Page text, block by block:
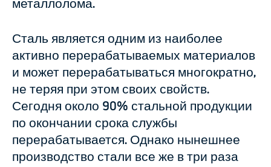
металлолома.
Сталь является одним из наиболее
активно перерабатываемых материалов
и может перерабатываться многократно,
не теряя при этом своих свойств.
Сегодня около 90% стальной продукции
по окончании срока службы
перерабатывается. Однако нынешнее
производство стали все же в три раза